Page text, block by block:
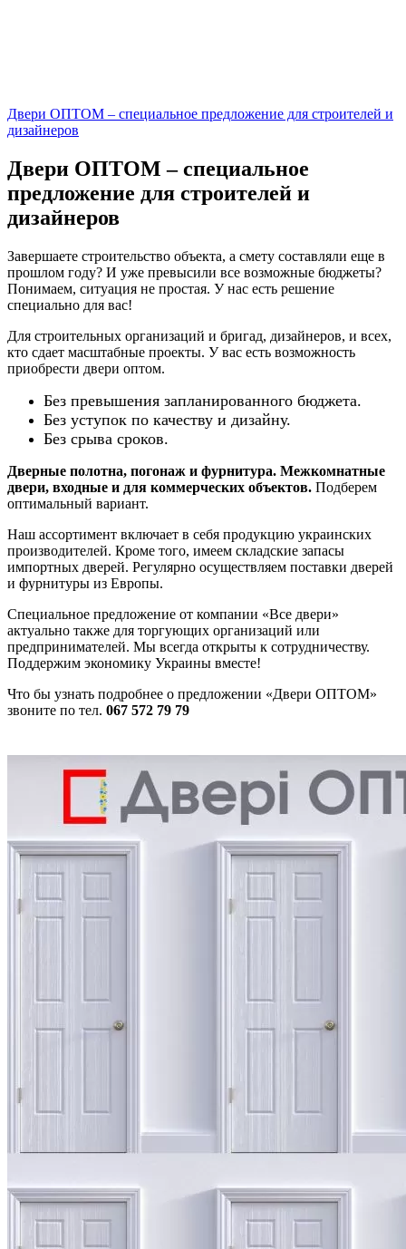
Двери ОПТОМ – специальное предложение для строителей и
дизайнеров
Двери ОПТОМ – специальное
предложение для строителей и
дизайнеров
Завершаете строительство объекта, а смету составляли еще в
прошлом году? И уже превысили все возможные бюджеты?
Понимаем, ситуация не простая. У нас есть решение
специально для вас!
Для строительных организаций и бригад, дизайнеров, и всех,
кто сдает масштабные проекты. У вас есть возможность
приобрести двери оптом.
Без превышения запланированного бюджета.
Без уступок по качеству и дизайну.
Без срыва сроков.
Дверные полотна, погонаж и фурнитура. Межкомнатные
двери, входные и для коммерческих объектов. Подберем
оптимальный вариант.
Наш ассортимент включает в себя продукцию украинских
производителей. Кроме того, имеем складские запасы
импортных дверей. Регулярно осуществляем поставки дверей
и фурнитуры из Европы.
Специальное предложение от компании «Все двери»
актуально также для торгующих организаций или
предпринимателей. Мы всегда открыты к сотрудничеству.
Поддержим экономику Украины вместе!
Что бы узнать подробнее о предложении «Двери ОПТОМ»
звоните по тел. 067 572 79 79